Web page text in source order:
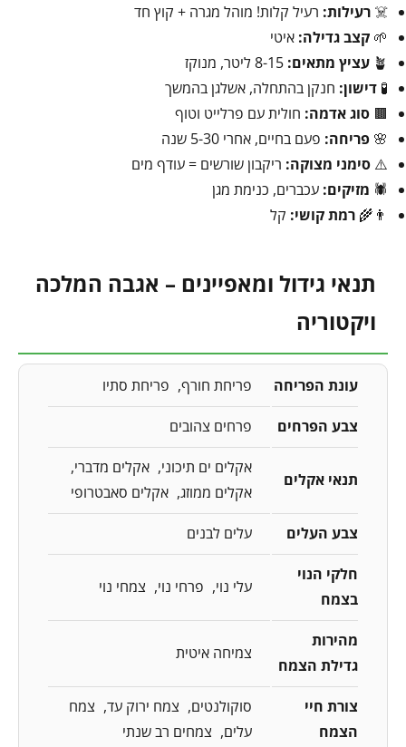
☠️ רעילות: רעיל קלות! מוהל מגרה + קוץ חד
🌱 קצב גדילה: איטי
🪴 עציץ מתאים: 8-15 ליטר, מנוקז
🧪 דישון: חנקן בהתחלה, אשלגן בהמשך
🟫 סוג אדמה: חולית עם פרלייט וטוף
🌸 פריחה: פעם בחיים, אחרי 5-30 שנה
⚠️ סימני מצוקה: ריקבון שורשים = עודף מים
🕷️ מזיקים: עכברים, כנימת מגן
👨‍🌾 רמת קושי: קל
תנאי גידול ומאפיינים – אגבה המלכה
ויקטוריה
עונת הפריחה פריחת חורף פריחת סתיו
צבע הפרחים פרחים צהובים
תנאי אקלים
אקלים ים תיכוני
אקלים מדברי
אקלים ממוזג אקלים סאבטרופי
צבע העלים עלים לבנים
חלקי הנוי
בצמח
עלי נוי פרחי נוי צמחי נוי
מהירות
גדילת הצמח
צמיחה איטית
צורת חיי
הצמח
סוקולנטים צמח ירוק עד
צמח
עלים
צמחים רב שנתי